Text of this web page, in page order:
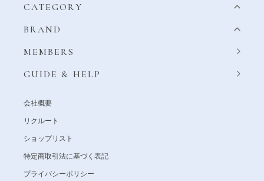
CATEGORY
BRAND
MEMBERS
GUIDE & HELP
会社概要
リクルート
ショップリスト
特定商取引法に基づく表記
プライバシーポリシー